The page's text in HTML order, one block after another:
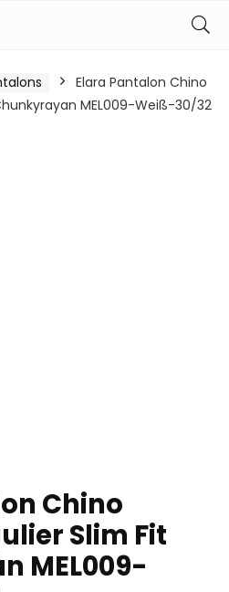
Elara Pantalon Chino
MEL009-Weiß-30/32
Chino
Slim Fit
MEL009-